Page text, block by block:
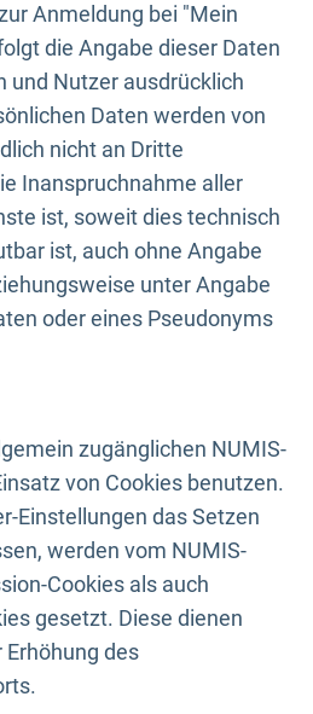
Anmeldung bei "Mein
die Angabe dieser Daten
und Nutzer ausdrücklich
Daten werden von
nicht an Dritte
Inanspruchnahme aller
ist, soweit dies technisch
ist, auch ohne Angabe
unter Angabe
oder eines Pseudonyms
zugänglichen NUMIS-
von Cookies benutzen.
Einstellungen das Setzen
werden vom NUMIS-
Cookies als auch
gesetzt. Diese dienen
des